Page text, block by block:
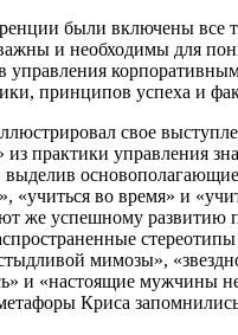
были включены все
и необходимы для
управления
принципов успеха и
свое
из практики управления
«учиться во время» и
же успешному развитию
мимозы»,
и «настоящие мужчины
Криса